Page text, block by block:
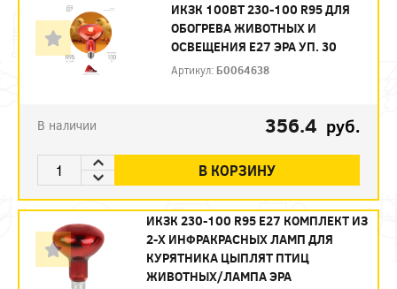
ИКЗК 100ВТ 230-100 R95 ДЛЯ
ОБОГРЕВА ЖИВОТНЫХ И
ОСВЕЩЕНИЯ Е27 ЭРА УП. 30
Артикул: Б0064638
В наличии 356.4 руб.
В КОРЗИНУ
ИКЗК 230-100 R95 E27 КОМПЛЕКТ ИЗ
2-Х ИНФРАКРАСНЫХ ЛАМП ДЛЯ
КУРЯТНИКА ЦЫПЛЯТ ПТИЦ
ЖИВОТНЫХ/ЛАМПА ЭРА